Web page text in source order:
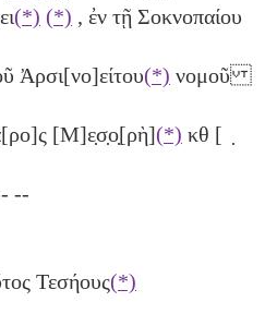
(*) (*) , ἐν τῇ Σοκνοπαίου
Ἀρσι[νο]είτου(*) νομοῦ
[Μ]ε̣σ̣ο̣[ρὴ](*) κθ [ ̣
--
Τεσήους(*)